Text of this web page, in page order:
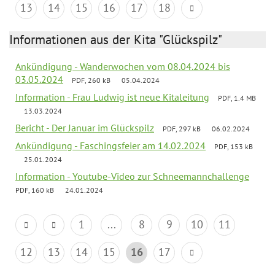
13
14 15 16 17 18
Informationen aus der Kita "Glückspilz"
Ankündigung - Wanderwochen vom 08.04.2024 bis
03.05.2024
PDF, 260 kB 05.04.2024
Information - Frau Ludwig ist neue Kitaleitung
PDF, 1.4 MB
13.03.2024
Bericht - Der Januar im Glückspilz PDF, 297 kB 06.02.2024
Ankündigung - Faschingsfeier am 14.02.2024
PDF, 153 kB
25.01.2024
Information - Youtube-Video zur Schneemannchallenge
PDF, 160 kB 24.01.2024
1 ... 8 9 10
11
12
13 14 15 16 17